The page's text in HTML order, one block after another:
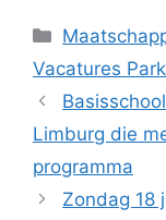
Vacatures
Limburg die
programma
Zondag 18